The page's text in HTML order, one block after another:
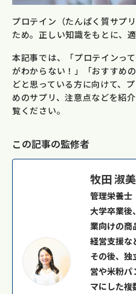
プロテイン（たんぱく質サプ
ため。正しい知識をもとに、
本記事では、「プロテインっ
がわからない！」「おすすめ
どと思っている方に向けて、
めのサプリ、注意点などを紹
覧ください。
この記事の監修者
牧田 淑美
管理栄養士
大学卒業後
業向けの商
経営支援な
その後、独
営や米粉パ
マにした複